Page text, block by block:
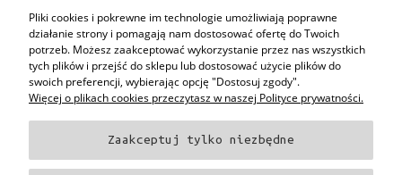
4 EYES OPTYKA -
optyk Warszawa
ul.Chmielna 4
00-020 Warszawa
woj. mazowieckie
+48 696 015 670
sklep@4eyes.pl
Oprawki i okulary Ray-BanOprawki i okulary PersolOprawki i okulary Polo
Pliki cookies i pokrewne im technologie umożliwiają poprawne
działanie strony i pomagają nam dostosować ofertę do Twoich
potrzeb. Możesz zaakceptować wykorzystanie przez nas wszystkich
tych plików i przejść do sklepu lub dostosować użycie plików do
swoich preferencji, wybierając opcję "Dostosuj zgody".
Więcej o plikach cookies przeczytasz w naszej Polityce prywatności.
Zaakceptuj tylko niezbędne